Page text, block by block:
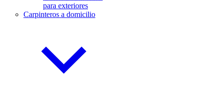
para exteriores
Carpinteros a domicilio